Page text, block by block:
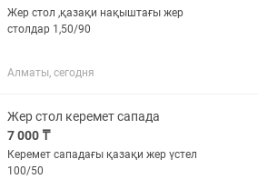
Жер стол ,қазақи нақыштағы жер
столдар 1,50/90
Алматы, сегодня
Жер стол керемет сапада
7 000 ₸
Керемет сападағы қазақи жер үстел
100/50